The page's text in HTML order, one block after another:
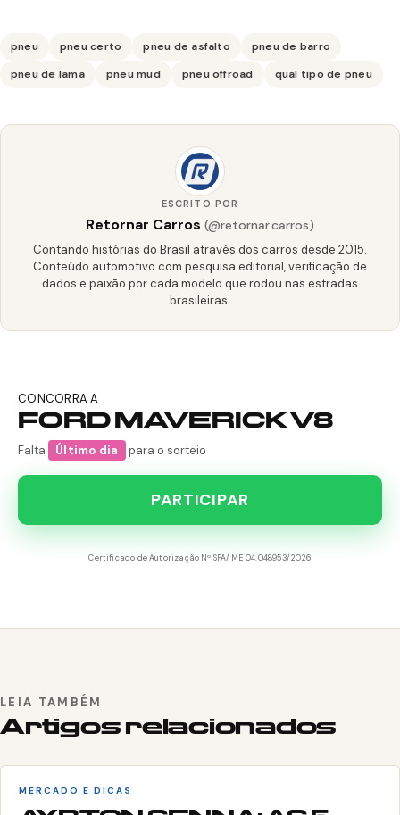
pneu pneu certo pneu de asfalto
pneu de barro
pneu de lama
pneu mud pneu offroad qual tipo de pneu
ESCRITO POR
Retornar Carros (@retornar.carros)
Contando histórias do Brasil através dos carros desde 2015.
Conteúdo automotivo com pesquisa editorial, verificação de
dados e paixão por cada modelo que rodou nas estradas
brasileiras.
CONCORRA A
FORD MAVERICK V8
Falta Último dia para o sorteio
PARTICIPAR
Certificado de Autorização Nº SPA/ME 04.048953/2026
LEIA TAMBÉM
Artigos relacionados
MERCADO E DICAS